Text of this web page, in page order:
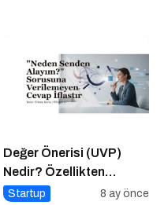
Değer Önerisi (UVP)
Nedir? Özellikten
Faydaya Geçiş
Startup 8 ay önce